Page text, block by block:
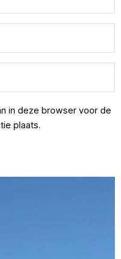
in deze browser voor de
plaats.